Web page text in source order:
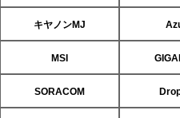
キヤノンMJ
MSI
SORACOM